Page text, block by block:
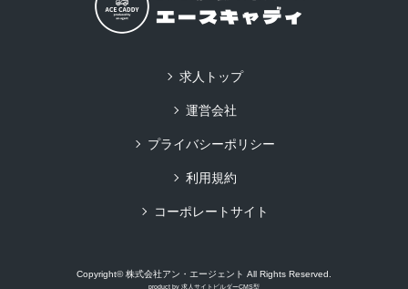
求人トップ
運営会社
プライバシーポリシー
利用規約
コーポレートサイト
Copyright© 株式会社アン・エージェント All Rights Reserved.
product by 求人サイトビルダーCMS型